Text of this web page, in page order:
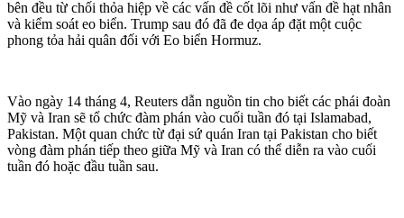
bên đều từ chối thỏa hiệp về các vấn đề cốt lõi như vấn đề hạt nhân
và kiểm soát eo biển. Trump sau đó đã đe dọa áp đặt một cuộc
phong tỏa hải quân đối với Eo biển Hormuz.
Vào ngày 14 tháng 4, Reuters dẫn nguồn tin cho biết các phái đoàn
Mỹ và Iran sẽ tổ chức đàm phán vào cuối tuần đó tại Islamabad,
Pakistan. Một quan chức từ đại sứ quán Iran tại Pakistan cho biết
vòng đàm phán tiếp theo giữa Mỹ và Iran có thể diễn ra vào cuối
tuần đó hoặc đầu tuần sau.